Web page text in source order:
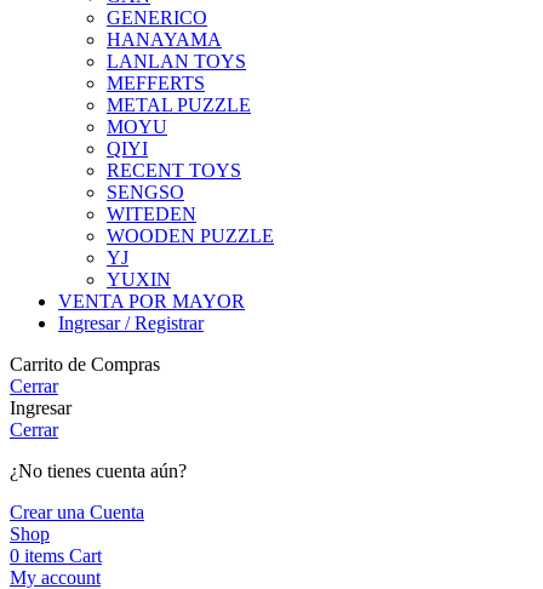
GENERICO
HANAYAMA
LANLAN TOYS
MEFFERTS
METAL PUZZLE
MOYU
QIYI
RECENT TOYS
SENGSO
WITEDEN
WOODEN PUZZLE
YJ
YUXIN
VENTA POR MAYOR
Ingresar / Registrar
Carrito de Compras
Cerrar
Ingresar
Cerrar
¿No tienes cuenta aún?
Crear una Cuenta
Shop
0 items Cart
My account